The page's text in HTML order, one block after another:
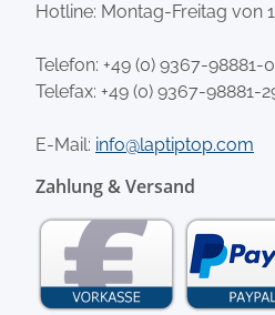
Hotline: Montag-Freitag von
Telefon: +49 (0) 9367-98881-0
Telefax: +49 (0) 9367-98881-
E-Mail: info@laptiptop.com
Zahlung & Versand